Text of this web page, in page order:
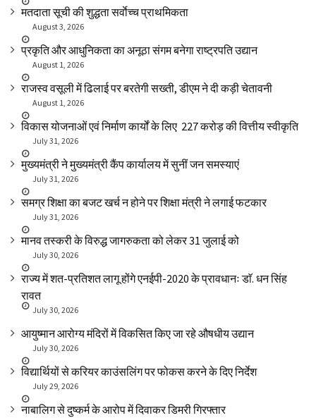
मतदाता सूची की शुद्धता सर्वाेच्च प्राथमिकता
August 3, 2026
प्रकृति और आधुनिकता का अनूठा संगम बनेगा राष्ट्रपति उद्यान
August 1, 2026
राजस्व वसूली में ढिलाई पर बरतेगी सख्ती, डीएम ने दी कड़ी चेतावनी
August 1, 2026
विकास योजनाओं एवं निर्माण कार्यों के लिए ₹ 227 करोड़ की वित्तीय स्वीकृति
July 31, 2026
मुख्यमंत्री ने मुख्यमंत्री कैंप कार्यालय में सुनीं जन समस्याएं
July 31, 2026
समग्र शिक्षा का बजट खर्च न होने पर शिक्षा मंत्री ने लगाई फटकार
July 31, 2026
मानव तस्करी के विरुद्ध जागरुकता को लेकर 31 जुलाई को
July 30, 2026
राज्य में शत-प्रतिशत लागू होंगे एनईपी-2020 के प्रावधानः डाॅ. धन सिंह
रावत
July 30, 2026
आयुष्मान आरोग्य मंदिरों में विकसित किए जा रहे औषधीय उद्यान
July 30, 2026
विद्यार्थियों से करियर काउंसलिंग पर फोकस करने के दिए निर्देश
July 29, 2026
नाबालिग से दुष्कर्म के आरोप में दिवाकर डिमरी गिरफ्तार